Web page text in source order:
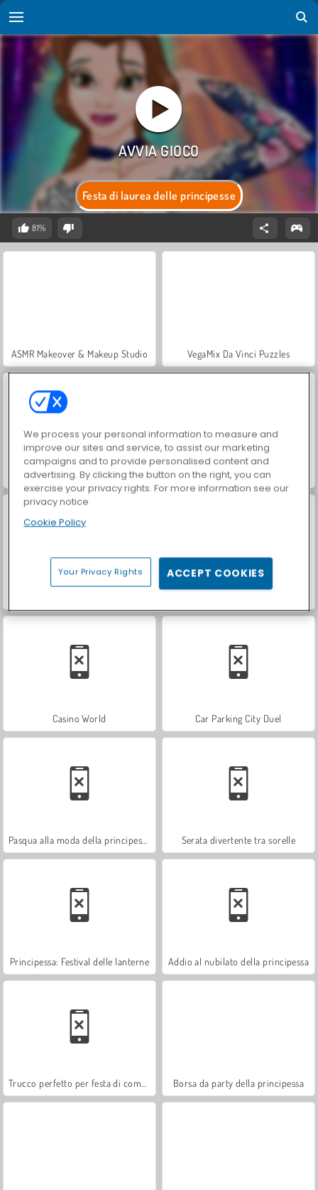
Festa di laurea delle principesse
81%
ASMR Makeover & Makeup Studio VegaMix Da Vinci Puzzles
Hidden Object: Street of Secrets World War 2 Shooter
Casino World Car Parking City Duel
Serata divertente tra sorelle
Principessa: Festival delle lanterne Addio al nubilato della principessa
Borsa da party della principessa
We process your personal information to measure and
improve our sites and service, to assist our marketing
campaigns and to provide personalised content and
advertising. By clicking the button on the right, you can
exercise your privacy rights. For more information see our
privacy notice
Cookie Policy
Your Privacy Rights ACCEPT COOKIES